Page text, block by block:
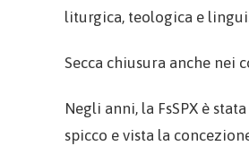
liturgica, teologica e
Secca chiusura anche nei
Negli anni, la FsSPX è
spicco e vista la